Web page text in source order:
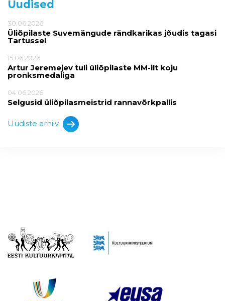
Uudised
30.06.2026
Üliõpilaste Suvemängude rändkarikas jõudis tagasi
Tartusse!
15.06.2026
Artur Jeremejev tuli üliõpilaste MM-ilt koju
pronksmedaliga
04.06.2026
Selgusid üliõpilasmeistrid rannavõrkpallis
Uudiste arhiiv